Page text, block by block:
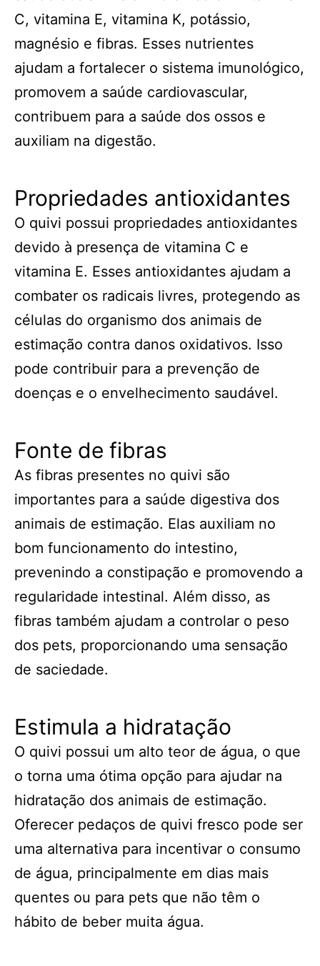
C, vitamina E, vitamina K, potássio,
magnésio e fibras. Esses nutrientes
ajudam a fortalecer o sistema imunológico,
promovem a saúde cardiovascular,
contribuem para a saúde dos ossos e
auxiliam na digestão.
Propriedades antioxidantes
O quivi possui propriedades antioxidantes
devido à presença de vitamina C e
vitamina E. Esses antioxidantes ajudam a
combater os radicais livres, protegendo as
células do organismo dos animais de
estimação contra danos oxidativos. Isso
pode contribuir para a prevenção de
doenças e o envelhecimento saudável.
Fonte de fibras
As fibras presentes no quivi são
importantes para a saúde digestiva dos
animais de estimação. Elas auxiliam no
bom funcionamento do intestino,
prevenindo a constipação e promovendo a
regularidade intestinal. Além disso, as
fibras também ajudam a controlar o peso
dos pets, proporcionando uma sensação
de saciedade.
Estimula a hidratação
O quivi possui um alto teor de água, o que
o torna uma ótima opção para ajudar na
hidratação dos animais de estimação.
Oferecer pedaços de quivi fresco pode ser
uma alternativa para incentivar o consumo
de água, principalmente em dias mais
quentes ou para pets que não têm o
hábito de beber muita água.